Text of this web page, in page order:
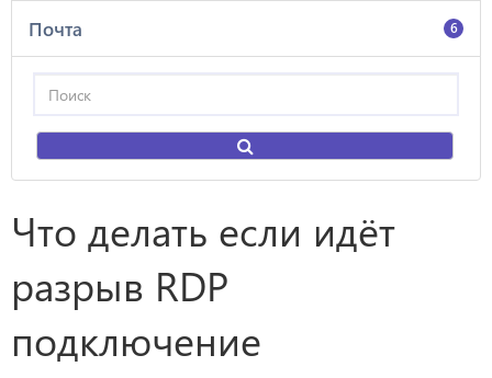
Почта 6
Что делать если идёт
разрыв RDP
подключение